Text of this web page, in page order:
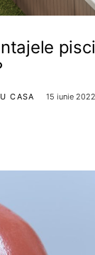
CASA 15 iunie 2022